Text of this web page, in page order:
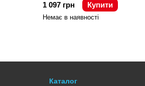
1 097 грн
Купити
Немає в наявності
Каталог